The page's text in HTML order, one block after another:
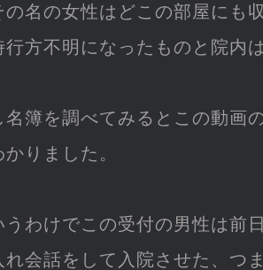
の名の女性はどこの部屋にも
行方不明になったものと院内
名簿を調べてみるとこの動画
かりました。
うわけでこの受付の男性は前
れ会話をして入院させた、つ